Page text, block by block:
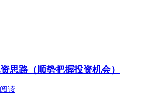
思路（顺势把握投资机会）
读